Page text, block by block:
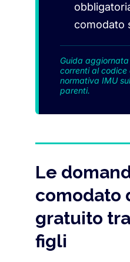
comodato
Guida
correnti al codice
normativa IMU
parenti.
Le
comodato
gratuito
figli